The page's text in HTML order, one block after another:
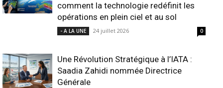
comment la technologie redéfinit les
opérations en plein ciel et au sol
- A LA UNE 24 juillet 2026 0
Une Révolution Stratégique à l’IATA :
Saadia Zahidi nommée Directrice
Générale